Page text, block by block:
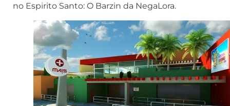
no Espirito Santo: O Barzin da NegaLora.